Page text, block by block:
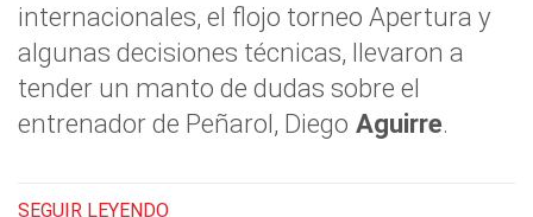
internacionales, el flojo torneo Apertura y
algunas decisiones técnicas, llevaron a
tender un manto de dudas sobre el
entrenador de Peñarol, Diego Aguirre.
SEGUIR LEYENDO